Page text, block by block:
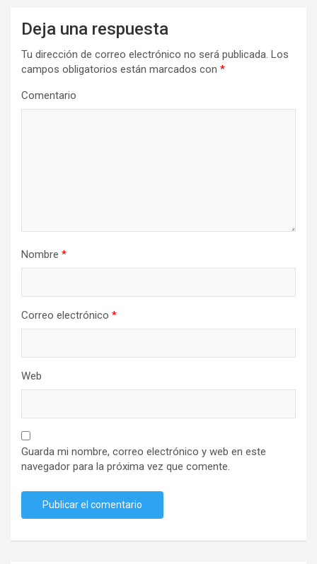
Deja una respuesta
Tu dirección de correo electrónico no será publicada. Los
campos obligatorios están marcados con *
Comentario
Nombre *
Correo electrónico *
Web
Guarda mi nombre, correo electrónico y web en este
navegador para la próxima vez que comente.